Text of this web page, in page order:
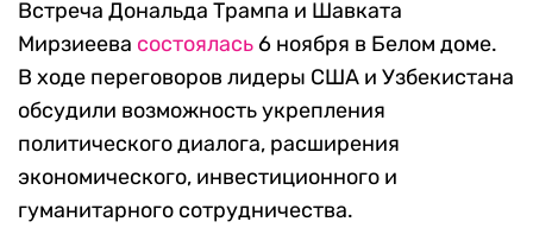
Встреча Дональда Трампа и Шавката
Мирзиеева состоялась 6 ноября в Белом доме.
В ходе переговоров лидеры США и Узбекистана
обсудили возможность укрепления
политического диалога, расширения
экономического, инвестиционного и
гуманитарного сотрудничества.